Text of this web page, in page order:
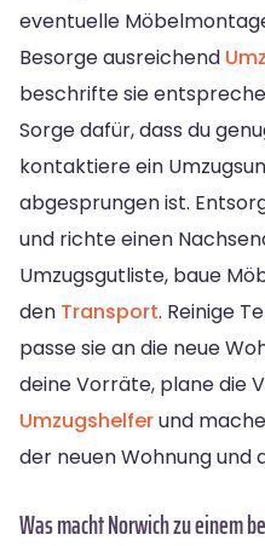
eventuelle
Besorge ausreichend
beschrifte sie
Sorge dafür, dass du
kontaktiere ein
abgesprungen ist.
und richte einen
Umzugsgutliste, baue
den Transport. Reinige
passe sie an die neue
deine Vorräte, plane die
Umzugshelferund
der neuen Wohnung und
Was macht Norwich zu einem